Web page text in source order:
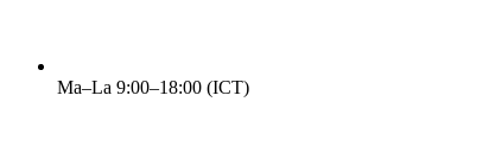
Ma–La 9:00–18:00 (ICT)